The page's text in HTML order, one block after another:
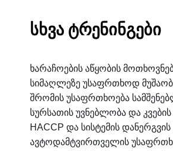
სხვა ტრენინგები
ხარაჩოების აწყობის
სიმაღლეზე უსაფრთხოდ
შრომის უსაფრთხოება
სურსათის უვნებლობა და
HACCP და სისტემის
ავტოდამტვირთველის